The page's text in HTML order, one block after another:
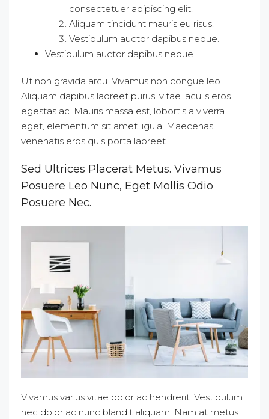
consectetuer adipiscing elit.
Aliquam tincidunt mauris eu risus.
Vestibulum auctor dapibus neque.
Vestibulum auctor dapibus neque.
Ut non gravida arcu. Vivamus non congue leo.
Aliquam dapibus laoreet purus, vitae iaculis eros
egestas ac. Mauris massa est, lobortis a viverra
eget, elementum sit amet ligula. Maecenas
venenatis eros quis porta laoreet.
Sed Ultrices Placerat Metus. Vivamus
Posuere Leo Nunc, Eget Mollis Odio
Posuere Nec.
Vivamus varius vitae dolor ac hendrerit. Vestibulum
nec dolor ac nunc blandit aliquam. Nam at metus